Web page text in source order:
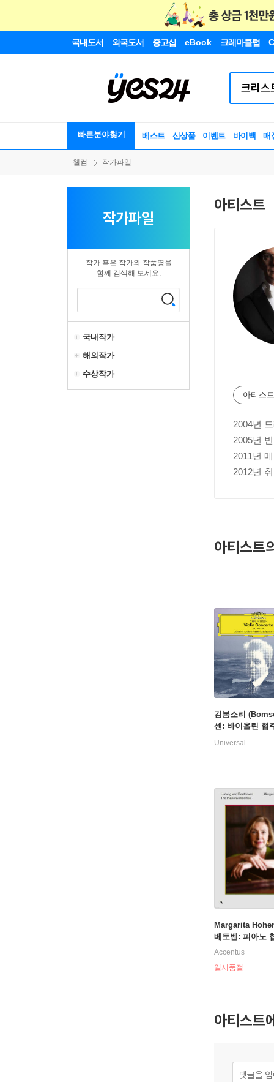
국내도서 외국도서 중고샵 eBook 크레마클럽
빠른분야찾기 베스트 신상품 이벤트 바이백 매
웰컴 작가파일
작가파일
작가 혹은 작가와 작품명을
함께 검색해 보세요.
국내작가
해외작가
수상작가
아티스트
아티스
2004년
2005년
2011년
2012년
아티스트
김봄소리
센: 바이올린 협
Universal
Margarita
베토벤: 피아노
전곡
Accentus
일시품절
아티스트